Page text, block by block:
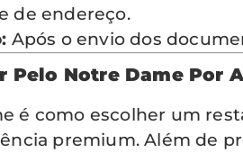
de endereço.
Após o envio dos
Pelo Notre Dame Por
é como escolher um
premium. Além de